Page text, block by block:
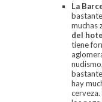
La
muchas
del
tiene
hay